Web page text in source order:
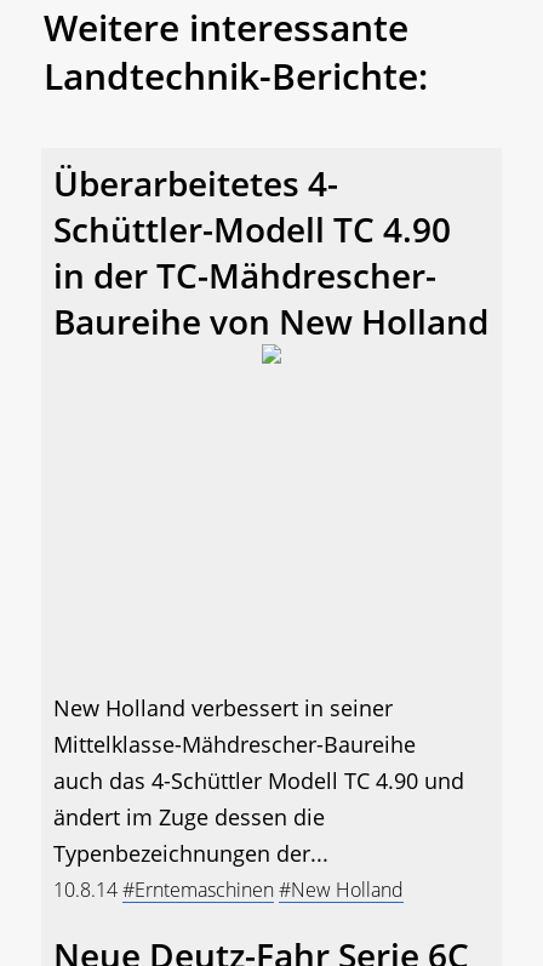
Weitere interessante
Landtechnik-Berichte:
Überarbeitetes 4-
Schüttler-Modell TC 4.90
in der TC-Mähdrescher-
Baureihe von New Holland
New Holland verbessert in seiner
Mittelklasse-Mähdrescher-Baureihe
auch das 4-Schüttler Modell TC 4.90 und
ändert im Zuge dessen die
Typenbezeichnungen der...
10.8.14#Erntemaschinen#New Holland
Neue Deutz-Fahr Serie 6C